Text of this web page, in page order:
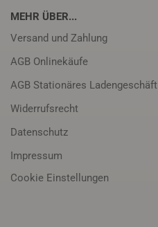
MEHR ÜBER...
Versand und Zahlung
AGB Onlinekäufe
AGB Stationäres Ladengeschäft
Widerrufsrecht
Datenschutz
Impressum
Cookie Einstellungen